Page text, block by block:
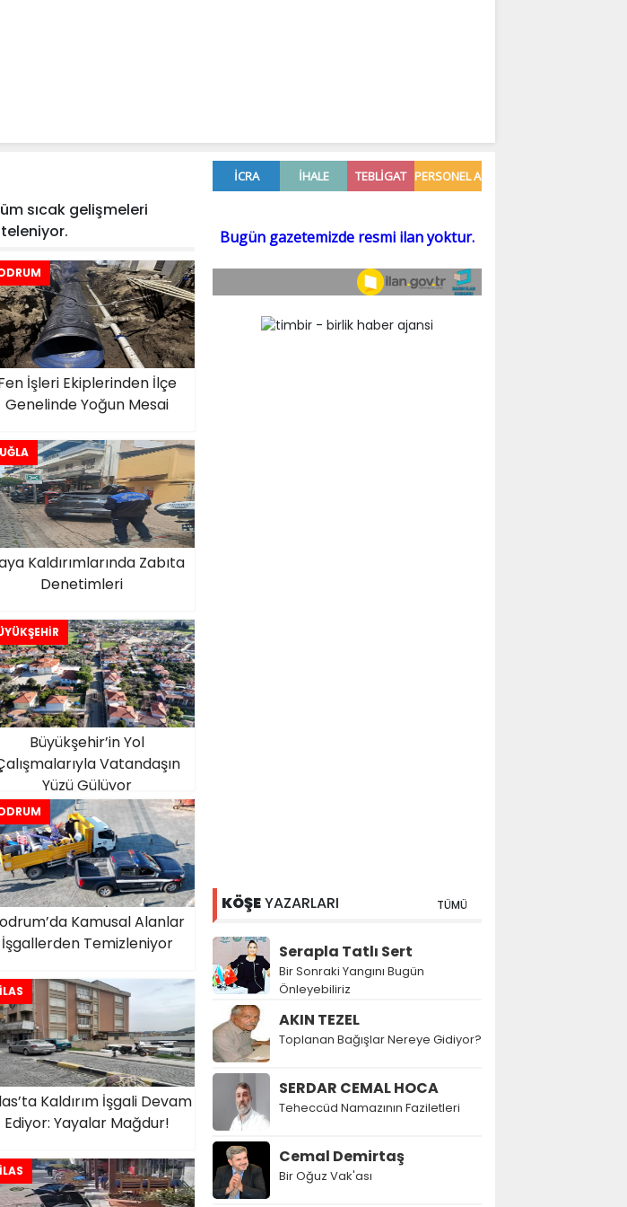
sıcak gelişmeleri
İşleri Ekiplerinden İlçe
Genelinde Yoğun Mesai
Kaldırımlarında Zabıta
Denetimleri
Büyükşehir’in Yol
Vatandaşın
Yüzü Gülüyor
Kamusal Alanlar
İşgallerden Temizleniyor
Kaldırım İşgali Devam
Ediyor: Yayalar Mağdur!
KÖŞEYAZARLARI TÜMÜ
Serapla Tatlı Sert
Bir Sonraki Yangını Bugün
Önleyebiliriz
AKIN TEZEL
Toplanan Bağışlar Nereye Gidiyor?
SERDAR CEMAL HOCA
Teheccüd Namazının Faziletleri
Cemal Demirtaş
Bir Oğuz Vak'ası